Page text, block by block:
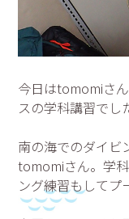
今日はtomomiさ
スの学科講習でし
南の海でのダイビ
tomomiさん。学
ング練習もしてプ